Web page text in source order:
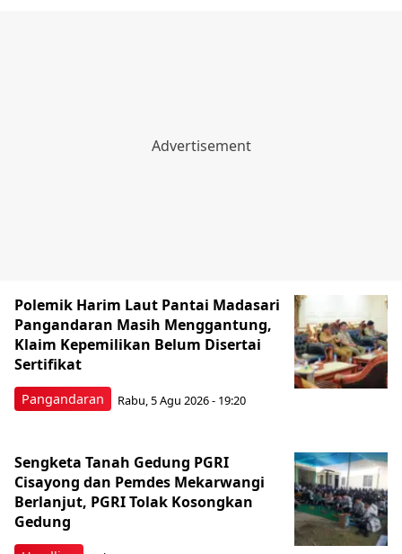
Pangandaran
Polemik Harim Laut Pantai Madasari
Pangandaran Masih Menggantung,
Klaim Kepemilikan Belum Disertai
Sertifikat
Rabu, 5 Agu 2026 - 19:20
Sengketa Tanah Gedung PGRI
Cisayong dan Pemdes Mekarwangi
Berlanjut, PGRI Tolak Kosongkan
Gedung